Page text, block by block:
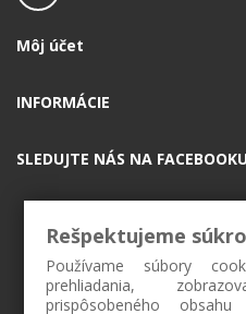
Môj účet
INFORMÁCIE
SLEDUJTE NÁS NA
Rešpektujeme
Používame súbory
prehliadania,
prispôsobeného